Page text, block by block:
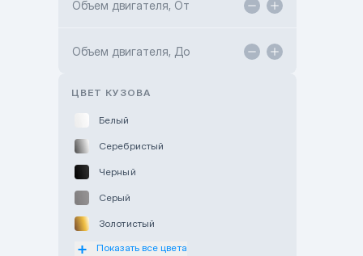
Hyundai ShymCity
Объем двигателя, От
Объем двигателя, До
ЦВЕТ КУЗОВА
Белый
Серебристый
Черный
Серый
Золотистый
Оранжевый
Показать все цвета